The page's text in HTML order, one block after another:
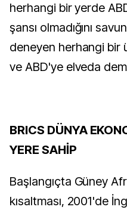
herhangi bir yerde
şansı olmadığını
deneyen herhangi bir
ve ABD'ye elveda
BRICS DÜNYA
YERE SAHİP
Başlangıçta Güney
kısaltması, 2001'de